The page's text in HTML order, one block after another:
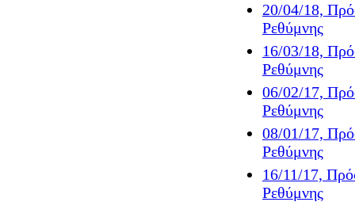
20/04/18,
Ρεθύμνης
16/03/18,
Ρεθύμνης
06/02/17,
Ρεθύμνης
08/01/17,
Ρεθύμνης
16/11/17,
Ρεθύμνης